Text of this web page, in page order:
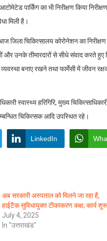
पार्किंग का भी निरीक्षण किया
मिली है।
जिला चिकित्सालय कोरोनेशन का
और उनके तीमारदारों से सीधे संवाद करते हुए
बनाए रखने तथा फार्मेसी में जीवन
स्वास्थ्य हरिगिरि, मुख्य
चिकित्सक आदि उपस्थित रहे।
LinkedIn
अब सरकारी अस्पताल को मिलने जा रहा है,
हाईटैक सुविधायुक्त टीकाकरण कक्ष; कार्य शुरू
July 4, 2025
In "उत्तराखंड"